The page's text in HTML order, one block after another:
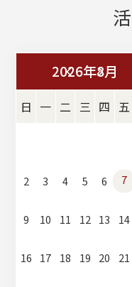
2026年8月
日 一 二 三 四 五
2 3 4 5 6 7
9 10 11 12 13 14
16 17 18 19 20 21